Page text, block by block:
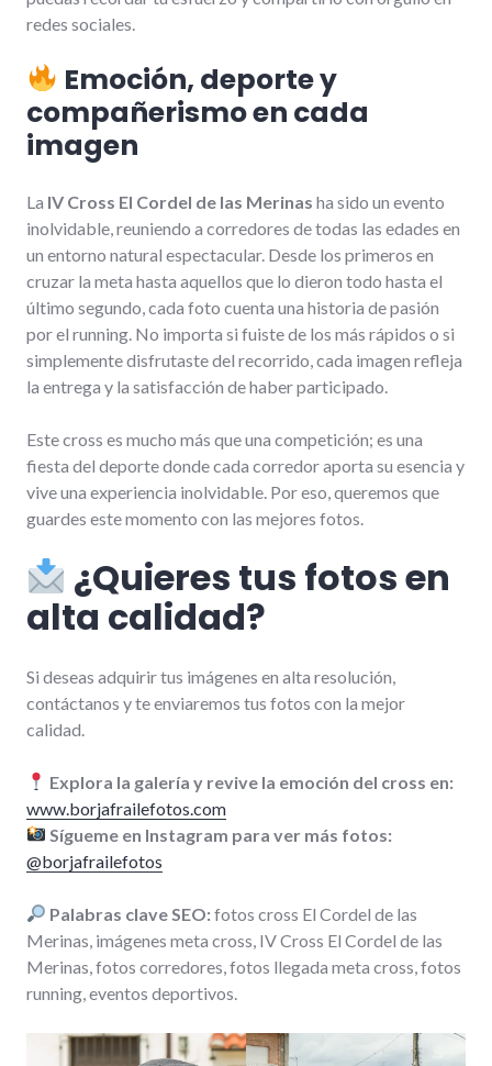
redes sociales.
Emoción, deporte y
compañerismo en cada
imagen
La IV Cross El Cordel de las Merinas ha sido un evento
inolvidable, reuniendo a corredores de todas las edades en
un entorno natural espectacular. Desde los primeros en
cruzar la meta hasta aquellos que lo dieron todo hasta el
último segundo, cada foto cuenta una historia de pasión
por el running. No importa si fuiste de los más rápidos o si
simplemente disfrutaste del recorrido, cada imagen refleja
la entrega y la satisfacción de haber participado.
Este cross es mucho más que una competición; es una
fiesta del deporte donde cada corredor aporta su esencia y
vive una experiencia inolvidable. Por eso, queremos que
guardes este momento con las mejores fotos.
¿Quieres tus fotos en
alta calidad?
Si deseas adquirir tus imágenes en alta resolución,
contáctanos y te enviaremos tus fotos con la mejor
calidad.
Explora la galería y revive la emoción del cross en:
www.borjafrailefotos.com
Sígueme en Instagram para ver más fotos:
@borjafrailefotos
Palabras clave SEO:fotos cross El Cordel de las
Merinas, imágenes meta cross, IV Cross El Cordel de las
Merinas, fotos corredores, fotos llegada meta cross, fotos
running, eventos deportivos.